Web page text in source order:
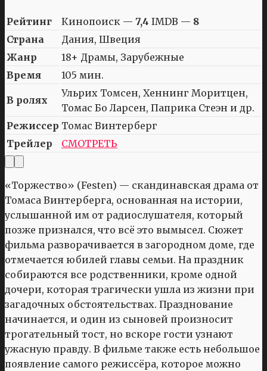
Рейтинг Кинопоиск — 7,4 IMDB — 8
Страна
Дания, Швеция
Жанр
18+ Драмы, Зарубежные
Время
105 мин.
В ролях
Ульрих Томсен, Хеннинг Моритцен,
Томас Бо Ларсен, Паприка Стеэн и др.
Режиссер Томас Винтерберг
Трейлер
СМОТРЕТЬ
«Торжество» (Festen) — скандинавская драма от
Томаса Винтерберга, основанная на истории,
услышанной им от радиослушателя, который
позже признался, что всё это вымысел. Сюжет
фильма разворачивается в загородном доме, где
отмечается юбилей главы семьи. На праздник
собираются все родственники, кроме одной
дочери, которая трагически ушла из жизни при
загадочных обстоятельствах. Празднование
начинается, и один из сыновей произносит
трогательный тост, но вскоре гости узнают
ужасную правду. В фильме также есть небольшое
появление самого режиссёра, которое можно